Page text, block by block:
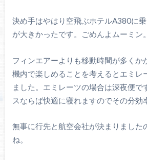
決め手はやはり空飛ぶホテルA380に
が大きかったです。ごめんよムーミン。
フィンエアーよりも移動時間が多くか
機内で楽しめることを考えるとエミレ
ました。エミレーツの場合は深夜便で
スならば快適に寝れますのでその分効
無事に行先と航空会社が決まりました
ね。